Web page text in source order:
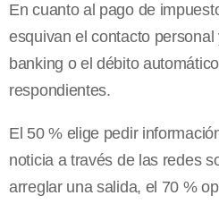
En cuanto al pago de
esquivan el contacto
banking o el débito
respondientes.
El 50 % elige pedir
noticia a través de las redes
arreglar una salida, el 70 %